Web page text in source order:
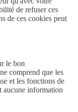
de refuser ces
de ces cookies peut
le bon
comprend que les
et les fonctions de
aucune information